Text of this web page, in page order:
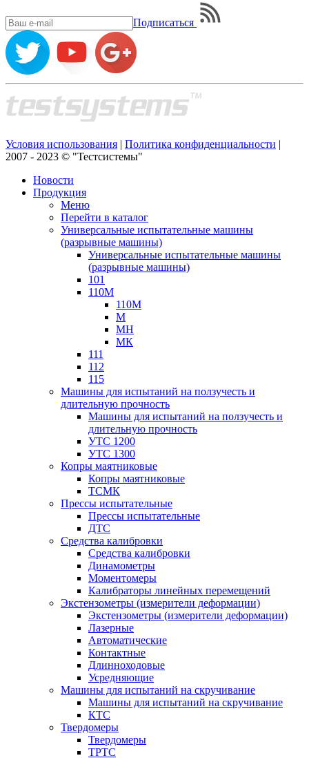
Подписаться
Условия использования | Политика конфиденциальности |
2007 - 2023 © "Тестсистемы"
Новости
Продукция
Меню
Перейти в каталог
Универсальные испытательные машины
(разрывные машины)
Универсальные испытательные машины
(разрывные машины)
101
110М
110М
М
МН
МК
111
112
115
Машины для испытаний на ползучесть и
длительную прочность
Машины для испытаний на ползучесть и
длительную прочность
УТС 1200
УТС 1300
Копры маятниковые
Копры маятниковые
ТСМК
Прессы испытательные
Прессы испытательные
ДТС
Средства калибровки
Средства калибровки
Динамометры
Моментомеры
Калибраторы линейных перемещений
Экстензометры (измерители деформации)
Экстензометры (измерители деформации)
Лазерные
Автоматические
Контактные
Длинноходовые
Усредняющие
Машины для испытаний на скручивание
Машины для испытаний на скручивание
КТС
Твердомеры
Твердомеры
ТРТС